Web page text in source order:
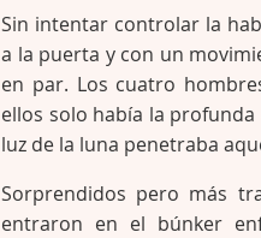
Sin intentar controlar la
a la puerta y con un
en par. Los cuatro
ellos solo había la
luz de la luna penetraba
Sorprendidos pero más
entraron en el búnker